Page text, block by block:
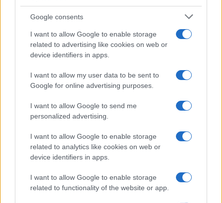
Google consents
I want to allow Google to enable storage
related to advertising like cookies on web or
device identifiers in apps.
I want to allow my user data to be sent to
Google for online advertising purposes.
I want to allow Google to send me
personalized advertising.
I want to allow Google to enable storage
related to analytics like cookies on web or
device identifiers in apps.
I want to allow Google to enable storage
related to functionality of the website or app.
Continua a leggere